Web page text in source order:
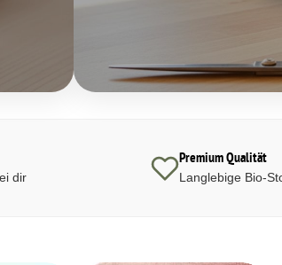
dir
Premium Qualität
Langlebige Bio-